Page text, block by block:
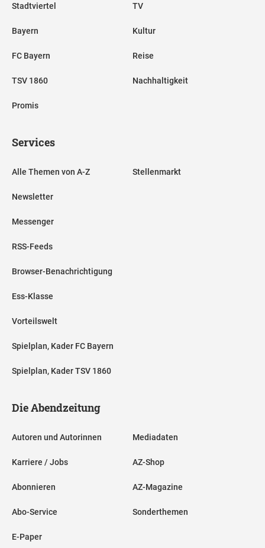
Stadtviertel
Bayern
FC Bayern
TSV 1860
Promis
TV
Kultur
Reise
Nachhaltigkeit
Services
Alle Themen von A-Z
Newsletter
Messenger
RSS-Feeds
Browser-Benachrichtigung
Ess-Klasse
Vorteilswelt
Spielplan, Kader FC Bayern
Spielplan, Kader TSV 1860
Stellenmarkt
Die Abendzeitung
Autoren und Autorinnen
Karriere / Jobs
Abonnieren
Abo-Service
E-Paper
Mediadaten
AZ-Shop
AZ-Magazine
Sonderthemen